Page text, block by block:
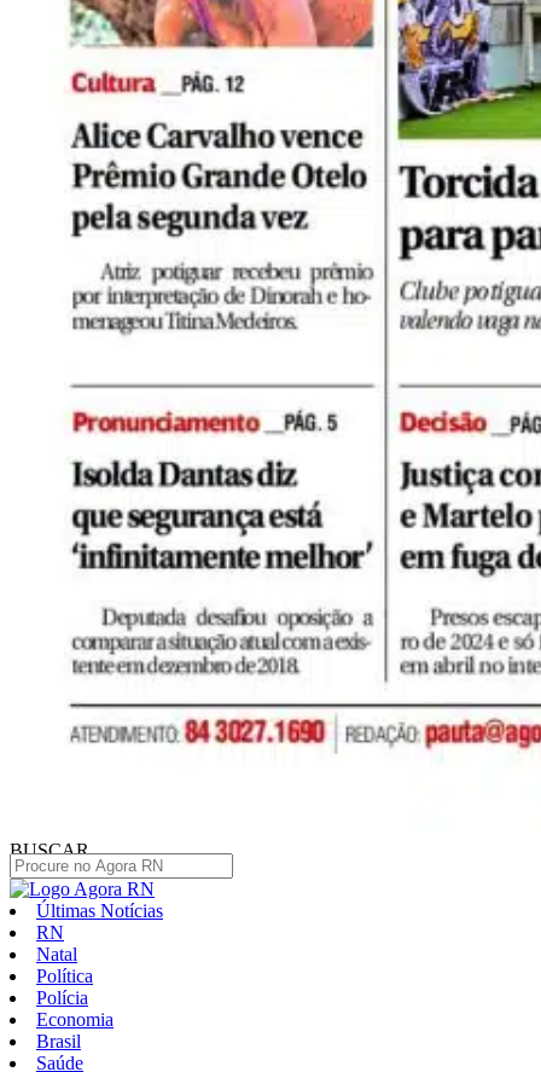
BUSCAR
Últimas Notícias
RN
Natal
Política
Polícia
Economia
Brasil
Saúde